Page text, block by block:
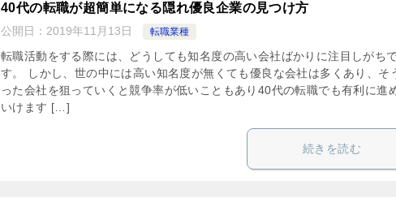
40代の転職が超簡単になる隠れ優良企業の見つけ方
公開日： 2019年11月13日 転職業種
転職活動をする際には、どうしても知名度の高い会社ばかりに注目しがち
す。 しかし、世の中には高い知名度が無くても優良な会社は多くあり、そ
った会社を狙っていくと競争率が低いこともあり40代の転職でも有利に進
いけます […]
続きを読む